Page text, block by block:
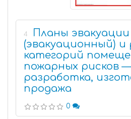
4
Планы эвакуации
(эвакуационный) и
категорий
пожарных рисков —
разработка,
продажа
0